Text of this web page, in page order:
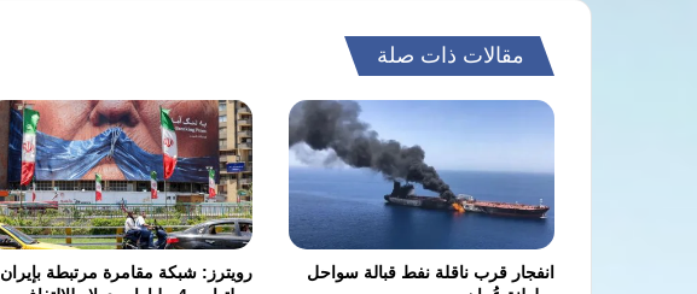
الشرق»
المصرية
الآستانة
انطلاق
تلفزيون
«الشرق»
من
مقالات ذات صلة
انفجار قرب ناقلة نفط قبالة سواحل
رويترز: شبكة مقامرة مرتبطة بإيران